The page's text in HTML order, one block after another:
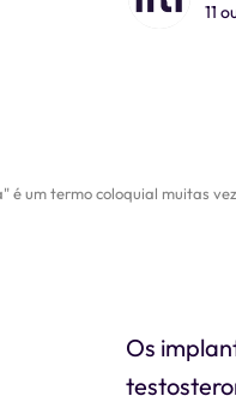
11
é um termo coloquial muitas
Os